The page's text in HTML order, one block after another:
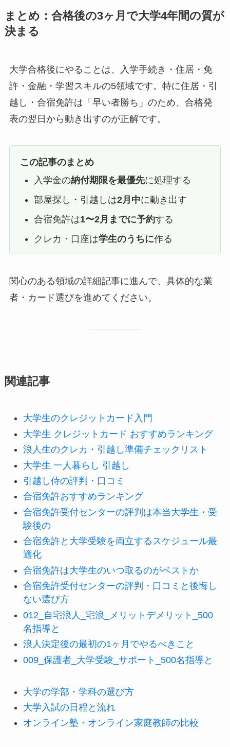
まとめ：合格後の3ヶ月で大学4年間の質が
決まる
大学合格後にやることは、入学手続き・住居・免
許・金融・学習スキルの5領域です。特に住居・引
越し・合宿免許は「早い者勝ち」のため、合格発
表の翌日から動き出すのが正解です。
この記事のまとめ
入学金の納付期限を最優先に処理する
部屋探し・引越しは2月中に動き出す
合宿免許は1〜2月までに予約する
クレカ・口座は学生のうちに作る
関心のある領域の詳細記事に進んで、具体的な業
者・カード選びを進めてください。
関連記事
大学生のクレジットカード入門
大学生 クレジットカード おすすめランキング
浪人生のクレカ・引越し準備チェックリスト
大学生 一人暮らし 引越し
引越し侍の評判・口コミ
合宿免許おすすめランキング
合宿免許受付センターの評判は本当大学生・受
験後の
合宿免許と大学受験を両立するスケジュール最
適化
合宿免許は大学生のいつ取るのがベストか
合宿免許受付センターの評判・口コミと後悔し
ない選び方
012_自宅浪人_宅浪_メリットデメリット_500
名指導と
浪人決定後の最初の1ヶ月でやるべきこと
009_保護者_大学受験_サポート_500名指導と
大学の学部・学科の選び方
大学入試の日程と流れ
オンライン塾・オンライン家庭教師の比較